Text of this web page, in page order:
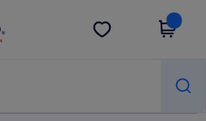
Download app